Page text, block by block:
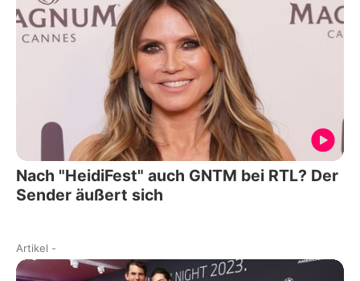
Nach "HeidiFest" auch GNTM bei RTL? Der
Sender äußert sich
Artikel -